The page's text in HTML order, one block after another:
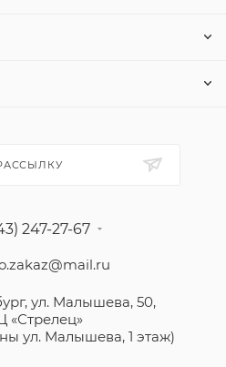
247-27-67
ул. Малышева, 50,
«Стрелец»
ул. Малышева, 1 этаж)